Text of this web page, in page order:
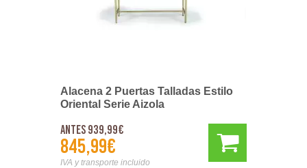
Alacena 2 Puertas Talladas Estilo
Oriental Serie Aizola
Antes 939,99€
845,99€
IVA y transporte incluido